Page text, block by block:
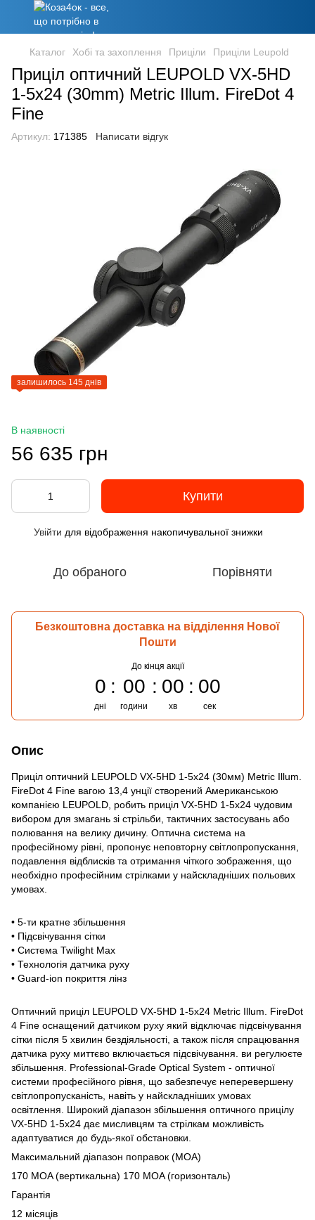
Каталог Хобі та захоплення Приціли Приціли Leupold
Приціл оптичний LEUPOLD VX-5HD
1-5x24 (30mm) Metric Illum. FireDot 4
Fine
Артикул: 171385 Написати відгук
залишилось 145 днів
В наявності
56 635 грн
Купити
Увійти для відображення накопичувальної знижки
До обраного Порівняти
Безкоштовна доставка на відділення Нової
Пошти
До кінця акції
0
дні
00
години
00
хв
00
сек
Опис
Приціл оптичний LEUPOLD VX-5HD 1-5x24 (30мм) Metric Illum.
FireDot 4 Fine вагою 13,4 унції створений Американською
компанією LEUPOLD, робить приціл VX-5HD 1-5x24 чудовим
вибором для змагань зі стрільби, тактичних застосувань або
полювання на велику дичину. Оптична система на
професійному рівні, пропонує неповторну світлопропускання,
подавлення відблисків та отримання чіткого зображення, що
необхідно професійним стрілками у найскладніших польових
умовах.
• 5-ти кратне збільшення
• Підсвічування сітки
• Система Twilight Max
• Технологія датчика руху
• Guard-ion покриття лінз
Оптичний приціл LEUPOLD VX-5HD 1-5x24 Metric Illum. FireDot
4 Fine оснащений датчиком руху який відключає підсвічування
сітки після 5 хвилин бездіяльності, а також після спрацювання
датчика руху миттєво включається підсвічування. ви регулюєте
збільшення. Professional-Grade Optical System - оптичної
системи професійного рівня, що забезпечує неперевершену
світлопропусканість, навіть у найскладніших умовах
освітлення. Широкий діапазон збільшення оптичного прицілу
VX-5HD 1-5x24 дає мисливцям та стрілкам можливість
адаптуватися до будь-якої обстановки.
Максимальний діапазон поправок (MOA)
170 MOA (вертикальна) 170 MOA (горизонталь)
Гарантія
12 місяців